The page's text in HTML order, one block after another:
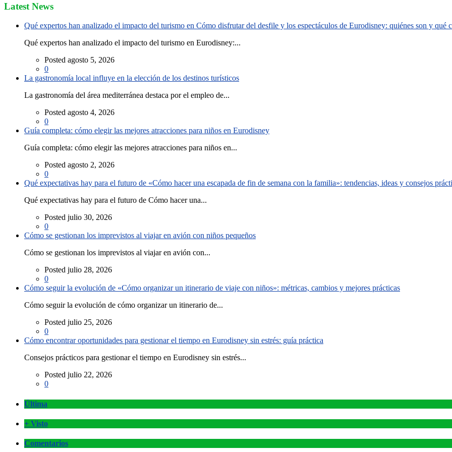
Latest News
Qué expertos han analizado el impacto del turismo en Cómo disfrutar del desfile y los espectáculos de Eurodisney: quiénes son y qué
Qué expertos han analizado el impacto del turismo en Eurodisney:...
Posted agosto 5, 2026
0
La gastronomía local influye en la elección de los destinos turísticos
La gastronomía del área mediterránea destaca por el empleo de...
Posted agosto 4, 2026
0
Guía completa: cómo elegir las mejores atracciones para niños en Eurodisney
Guía completa: cómo elegir las mejores atracciones para niños en...
Posted agosto 2, 2026
0
Qué expectativas hay para el futuro de «Cómo hacer una escapada de fin de semana con la familia»: tendencias, ideas y consejos
Qué expectativas hay para el futuro de Cómo hacer una...
Posted julio 30, 2026
0
Cómo se gestionan los imprevistos al viajar en avión con niños pequeños
Cómo se gestionan los imprevistos al viajar en avión con...
Posted julio 28, 2026
0
Cómo seguir la evolución de «Cómo organizar un itinerario de viaje con niños»: métricas, cambios y mejores prácticas
Cómo seguir la evolución de cómo organizar un itinerario de...
Posted julio 25, 2026
0
Cómo encontrar oportunidades para gestionar el tiempo en Eurodisney sin estrés: guía práctica
Consejos prácticos para gestionar el tiempo en Eurodisney sin estrés...
Posted julio 22, 2026
0
Última
+ Visto
Comentarios